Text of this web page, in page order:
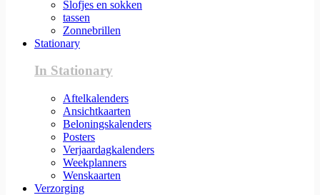
Slofjes en sokken
tassen
Zonnebrillen
Stationary
In Stationary
Aftelkalenders
Ansichtkaarten
Beloningskalenders
Posters
Verjaardagkalenders
Weekplanners
Wenskaarten
Verzorging